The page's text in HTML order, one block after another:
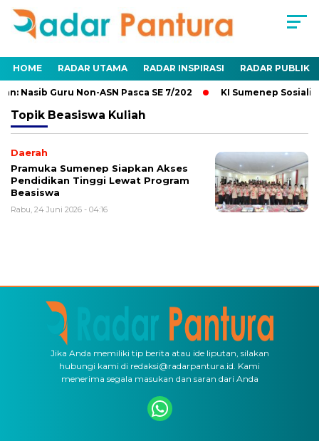
HOME RADAR UTAMA RADAR INSPIRASI RADAR PUBLIK
Nasib Guru Non-ASN Pasca SE 7/202 KI Sumenep
Topik Beasiswa Kuliah
Daerah
Pramuka Sumenep Siapkan Akses
Pendidikan Tinggi Lewat Program
Beasiswa
Rabu, 24 Juni 2026 - 04:16
Jika Anda memiliki tip berita atau ide liputan, silakan
hubungi kami di redaksi@radarpantura.id. Kami
menerima segala masukan dan saran dari Anda